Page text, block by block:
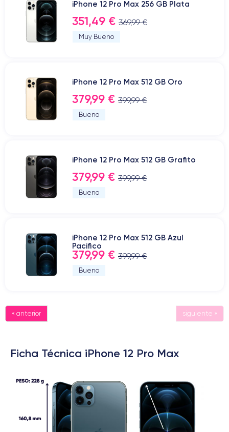
iPhone 12 Pro Max 256 GB Plata
351,49 € 369,99 €
Muy Bueno
iPhone 12 Pro Max 512 GB Oro
379,99 € 399,99 €
Bueno
iPhone 12 Pro Max 512 GB Grafito
379,99 € 399,99 €
Bueno
iPhone 12 Pro Max 512 GB Azul
Pacifico
379,99 € 399,99 €
Bueno
« anterior siguiente »
Ficha Técnica iPhone 12 Pro Max